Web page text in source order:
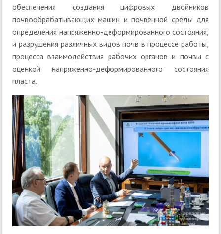
обеспечения создания цифровых двойников
почвообрабатывающих машин и почвенной среды для
определения напряженно-деформированного состояния,
и разрушения различных видов почв в процессе работы,
процесса взаимодействия рабочих органов и почвы с
оценкой напряженно-деформированного состояния
пласта.